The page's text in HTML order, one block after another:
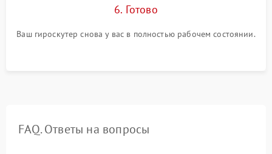
6. Готово
Ваш гироскутер снова у вас в полностью рабочем состоянии.
FAQ. Ответы на вопросы